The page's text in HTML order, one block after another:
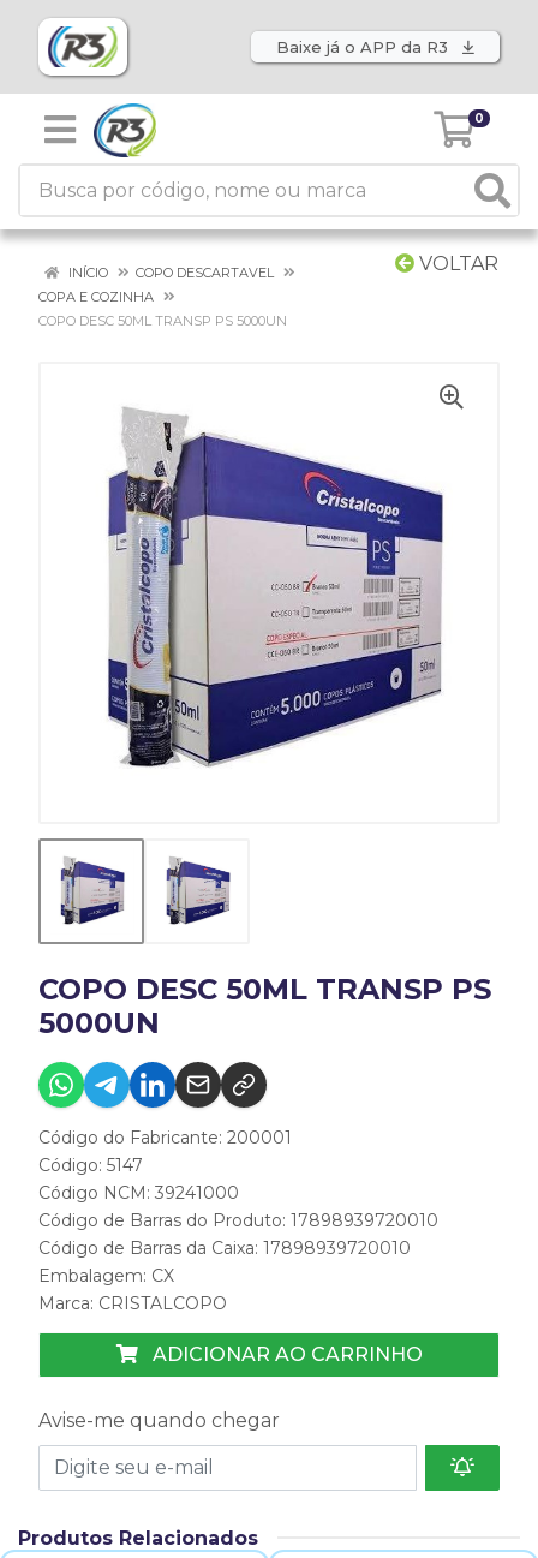
Baixe já o APP da R3
0
VOLTAR
INÍCIO
COPO DESCARTAVEL
COPA E COZINHA
COPO DESC 50ML TRANSP PS 5000UN
COPO DESC 50ML TRANSP PS
5000UN
Código do Fabricante: 200001
Código: 5147
Código NCM: 39241000
Código de Barras do Produto: 17898939720010
Código de Barras da Caixa: 17898939720010
Embalagem: CX
Marca: CRISTALCOPO
ADICIONAR AO CARRINHO
Avise-me quando chegar
Produtos Relacionados